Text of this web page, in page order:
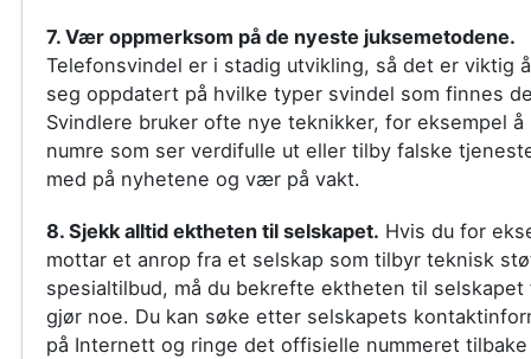
7. Vær oppmerksom på de nyeste juksemetodene.
Telefonsvindel er i stadig utvikling, så det er viktig
seg oppdatert på hvilke typer svindel som finnes
Svindlere bruker ofte nye teknikker, for eksempel å
numre som ser verdifulle ut eller tilby falske
med på nyhetene og vær på vakt.
8. Sjekk alltid ektheten til selskapet. Hvis du for
mottar et anrop fra et selskap som tilbyr teknisk
spesialtilbud, må du bekrefte ektheten til selskapet
gjør noe. Du kan søke etter selskapets
på Internett og ringe det offisielle nummeret